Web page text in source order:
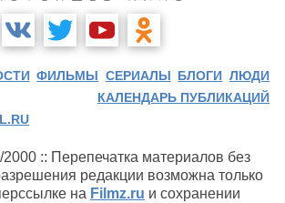
ФИЛЬМЫ СЕРИАЛЫ БЛОГИ ЛЮДИ
КАЛЕНДАРЬ ПУБЛИКАЦИЙ
2000 :: Перепечатка материалов без
редакции возможна только
на Filmz.ru и сохранении